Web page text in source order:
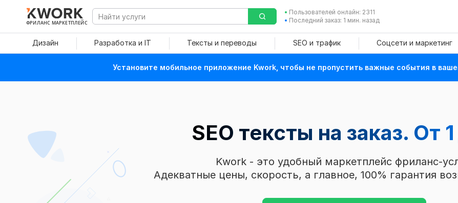
ФРИЛАНС МАРКЕТПЛЕЙС
Пользователей онлайн: 2311
Последний заказ: 1 мин. назад
Дизайн Разработка и IT Тексты и переводы SEO и трафик Соцсети и маркетинг
Установите мобильное приложение Kwork, чтобы не пропустить важные события в
SEO тексты на заказ. От
Kwork - это удобный маркетплейс фриланс-
Адекватные цены, скорость, а главное, 100% гарантия